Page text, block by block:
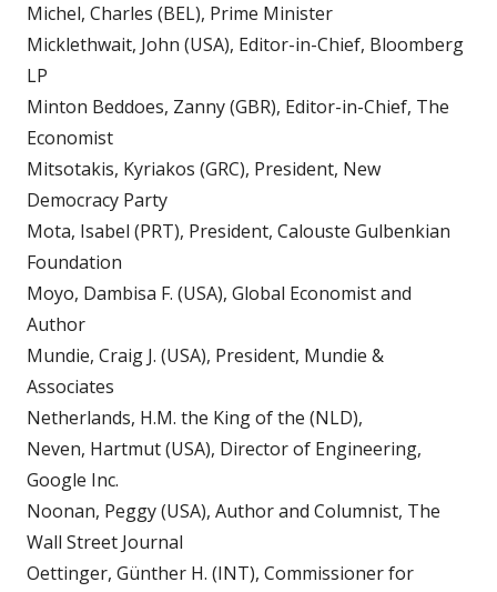
Michel, Charles (BEL), Prime Minister
Micklethwait, John (USA), Editor-in-Chief, Bloomberg
LP
Minton Beddoes, Zanny (GBR), Editor-in-Chief, The
Economist
Mitsotakis, Kyriakos (GRC), President, New
Democracy Party
Mota, Isabel (PRT), President, Calouste Gulbenkian
Foundation
Moyo, Dambisa F. (USA), Global Economist and
Author
Mundie, Craig J. (USA), President, Mundie &
Associates
Netherlands, H.M. the King of the (NLD),
Neven, Hartmut (USA), Director of Engineering,
Google Inc.
Noonan, Peggy (USA), Author and Columnist, The
Wall Street Journal
Oettinger, Günther H. (INT), Commissioner for